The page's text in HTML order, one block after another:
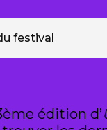
festival
édition d’